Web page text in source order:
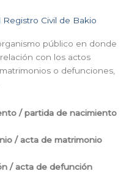
Civil de Bakio
público en donde
con los actos
o defunciones,
/ partida de nacimiento
/ acta de matrimonio
/ acta de defunción